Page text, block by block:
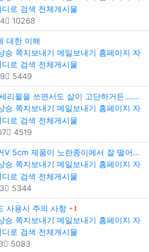
디로 검색 전체게시물
조회
10268
대한 이해
승 쪽지보내기 메일보내기 홈페이지 자
디로 검색 전체게시물
조회
5449
리윌을 쓰면서도 삶이 고단하거든…….
승 쪽지보내기 메일보내기 홈페이지 자
디로 검색 전체게시물
조회
4519
품이 노란종이에서 잘 떨어지지 않는 경우에 쉽게 떼어내는 방법
승 쪽지보내기 메일보내기 홈페이지 자
디로 검색 전체게시물
조회
5344
사용시 주의 사항 댓글
1
승 쪽지보내기 메일보내기 홈페이지 자
디로 검색 전체게시물
조회
5083